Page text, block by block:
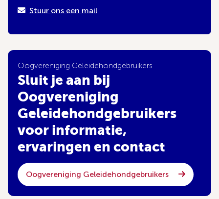
Stuur ons een mail
Oogvereniging Geleidehondgebruikers
Sluit je aan bij
Oogvereniging
Geleidehondgebruikers
voor informatie,
ervaringen en contact
Oogvereniging Geleidehondgebruikers